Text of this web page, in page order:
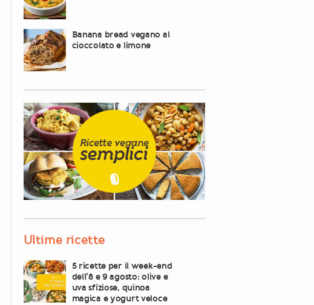
Banana bread vegano al
cioccolato e limone
Ultime ricette
5 ricette per il week-end
dell’8 e 9 agosto: olive e
uva sfiziose, quinoa
magica e yogurt veloce